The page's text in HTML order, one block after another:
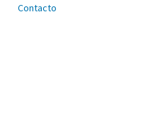
Contacto